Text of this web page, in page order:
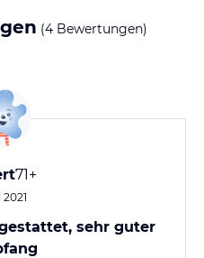
(4 Bewertungen)
71+
sehr guter